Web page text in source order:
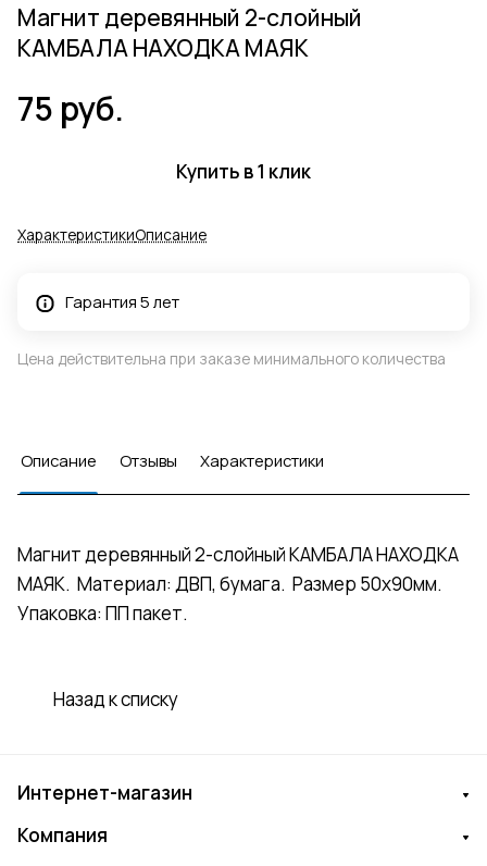
Магнит деревянный 2-слойный
КАМБАЛА НАХОДКА МАЯК
75 руб.
Купить в 1 клик
ХарактеристикиОписание
Гарантия 5 лет
Цена действительна при заказе минимального количества
Описание Отзывы Характеристики
Магнит деревянный 2-слойный КАМБАЛА НАХОДКА
МАЯК. Материал: ДВП, бумага. Размер 50х90мм.
Упаковка: ПП пакет.
Назад к списку
Интернет-магазин
Компания